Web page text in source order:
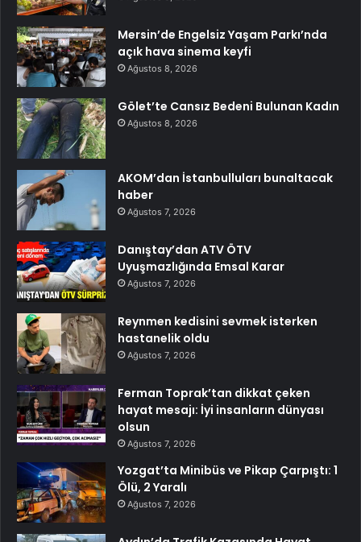
Mersin’de Engelsiz Yaşam Parkı’nda
açık hava sinema keyfi
Ağustos 8, 2026
Gölet’te Cansız Bedeni Bulunan Kadın
Ağustos 8, 2026
AKOM’dan İstanbulluları bunaltacak
haber
Ağustos 7, 2026
Danıştay’dan ATV ÖTV
Uyuşmazlığında Emsal Karar
Ağustos 7, 2026
Reynmen kedisini sevmek isterken
hastanelik oldu
Ağustos 7, 2026
Ferman Toprak’tan dikkat çeken
hayat mesajı: İyi insanların dünyası
olsun
Ağustos 7, 2026
Yozgat’ta Minibüs ve Pikap Çarpıştı: 1
Ölü, 2 Yaralı
Ağustos 7, 2026